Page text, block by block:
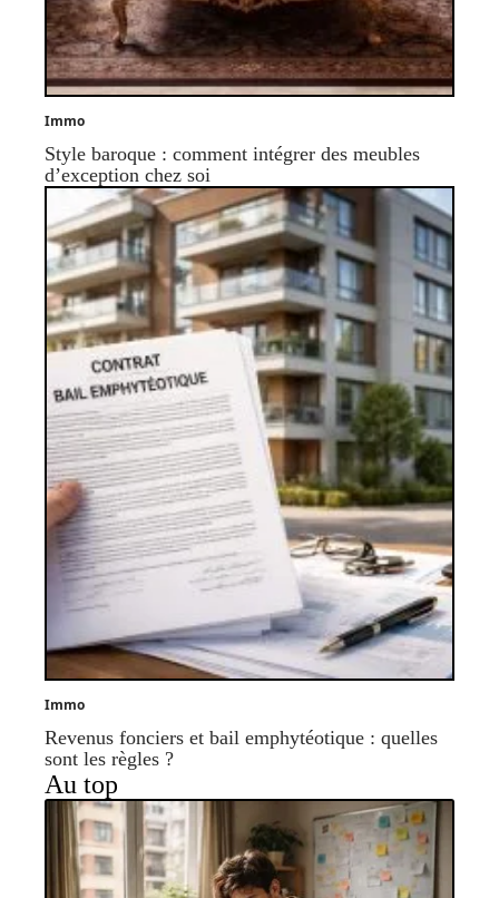
Immo
Style baroque : comment intégrer des meubles
d’exception chez soi
Immo
Revenus fonciers et bail emphytéotique : quelles
sont les règles ?
Au top